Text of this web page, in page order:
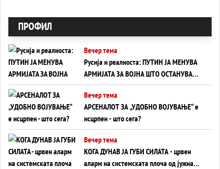
ПРОФИЛ
Вечер тема
Русија и реалноста: ПУТИН ЈА МЕНУВА
АРМИЈАТА ЗА ВОЈНА ШТО ОСТАНУВА
БЕЗ ФРОНТ
Вечер тема
АРСЕНАЛОТ ЗА „УДОБНО ВОЈУВАЊЕ“ е
исцрпен - што сега?
Вечер тема
КОГА ДУНАВ ЈА ГУБИ СИЛАТА - црвен
аларм на системската плоча од јужна